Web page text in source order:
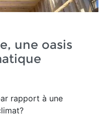
une oasis
rapport à une